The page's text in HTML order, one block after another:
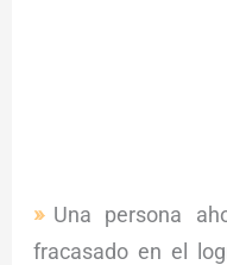
Una persona
fracasado en el